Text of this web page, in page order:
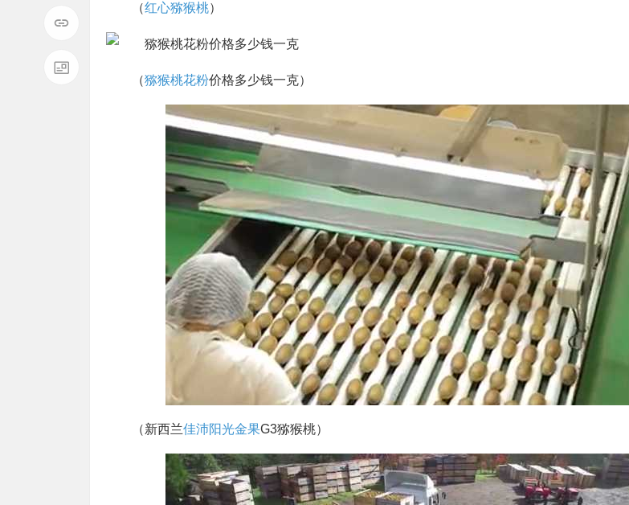
（红心猕猴桃）
（猕猴桃花粉价格多少钱一克）
（新西兰佳沛阳光金果G3猕猴桃）